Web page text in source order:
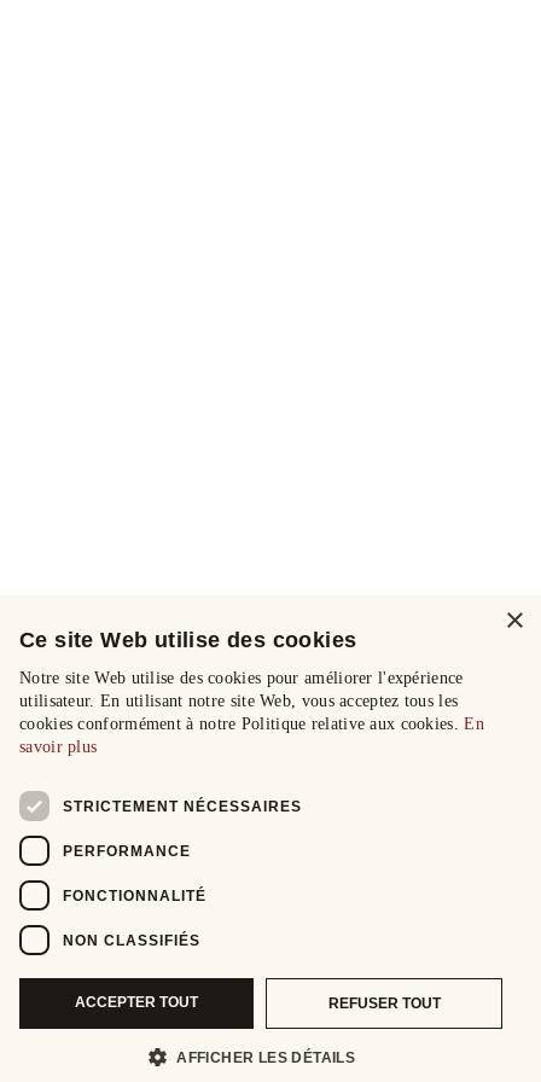
×
Ce site Web utilise des cookies
Notre site Web utilise des cookies pour améliorer l'expérience
utilisateur. En utilisant notre site Web, vous acceptez tous les
cookies conformément à notre Politique relative aux cookies.En
savoir plus
STRICTEMENT NÉCESSAIRES
PERFORMANCE
FONCTIONNALITÉ
NON CLASSIFIÉS
ACCEPTER TOUT REFUSER TOUT
AFFICHER LES DÉTAILS